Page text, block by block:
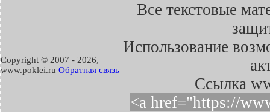
Copyright © 2007 - 2026,
www.poklei.ru Обратная связь
Все текстовые
Использование
Cсылка
<a href="https://